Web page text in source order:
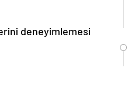
deneyimlemesi